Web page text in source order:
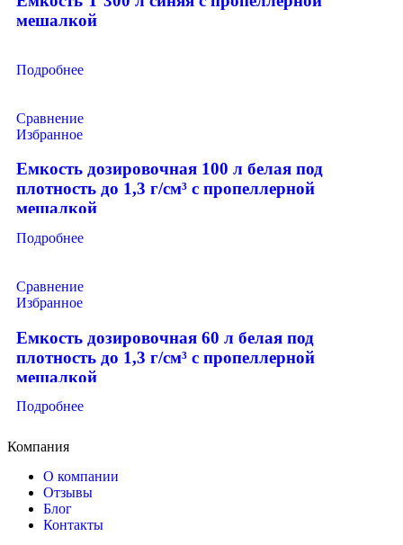
мешалкой
Подробнее
Сравнение
Избранное
Емкость дозировочная 100 л белая под
плотность до 1,3 г/см³ с пропеллерной
мешалкой
Подробнее
Сравнение
Избранное
Емкость дозировочная 60 л белая под
плотность до 1,3 г/см³ с пропеллерной
мешалкой
Подробнее
Компания
О компании
Отзывы
Блог
Контакты